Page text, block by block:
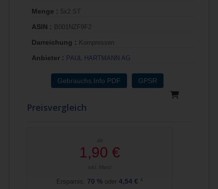
Menge : 5x2 ST
ASIN : B001NZF9F2
Darreichung : Kompressen
Anbieter : PAUL HARTMANN AG
Gebrauchs.Info PDF GPSR
Preisvergleich
ab
1,90 €
inkl. Mwst
Ersparnis: 70 % oder 4,54 € 4